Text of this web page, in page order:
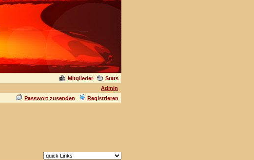
Mitglieder
Stats
Admin
Passwort zusenden Registrieren